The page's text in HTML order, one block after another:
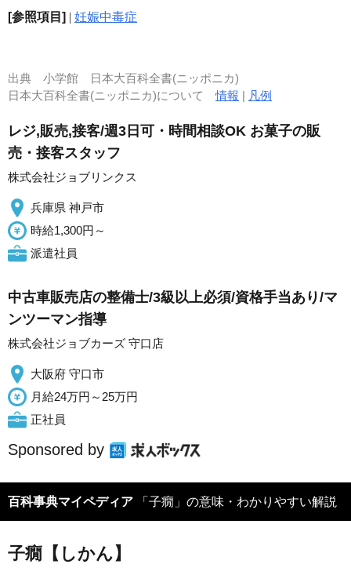
[参照項目] | 妊娠中毒症
出典 小学館 日本大百科全書(ニッポニカ)
日本大百科全書(ニッポニカ)について情報 | 凡例
レジ,販売,接客/週3日可・時間相談OK お菓子の販
売・接客スタッフ
株式会社ジョブリンクス
兵庫県 神戸市
時給1,300円～
派遣社員
中古車販売店の整備士/3級以上必須/資格手当あり/マ
ンツーマン指導
株式会社ジョブカーズ 守口店
大阪府 守口市
月給24万円～25万円
正社員
Sponsored by
百科事典マイペディア 「子癇」の意味・わかりやすい解説
子癇【しかん】